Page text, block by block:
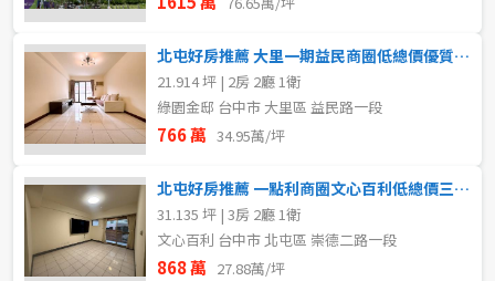
北屯好房推薦 大里一期益民商圈低總價優質電梯兩房
21.914 坪 | 2房 2廳 1衛
綠園金邸 台中市 大里區 益民路一段
766 萬 34.95萬/坪
北屯好房推薦 一點利商圈文心百利低總價三房+車位
31.135 坪 | 3房 2廳 1衛
文心百利 台中市 北屯區 崇德二路一段
868 萬 27.88萬/坪